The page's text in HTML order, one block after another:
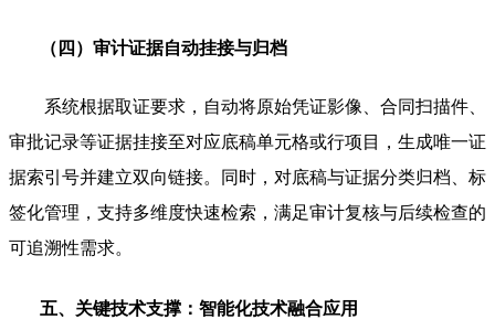
（四）审计证据自动挂接与归档
系统根据取证要求，自动将原始凭证影像、合同扫描件、
审批记录等证据挂接至对应底稿单元格或行项目，生成唯一证
据索引号并建立双向链接。同时，对底稿与证据分类归档、标
签化管理，支持多维度快速检索，满足审计复核与后续检查的
可追溯性需求。
五、关键技术支撑：智能化技术融合应用